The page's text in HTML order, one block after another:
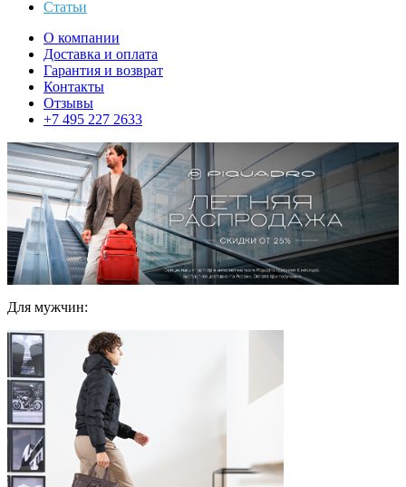
Статьи
О компании
Доставка и оплата
Гарантия и возврат
Контакты
Отзывы
+7 495 227 2633
Для мужчин: